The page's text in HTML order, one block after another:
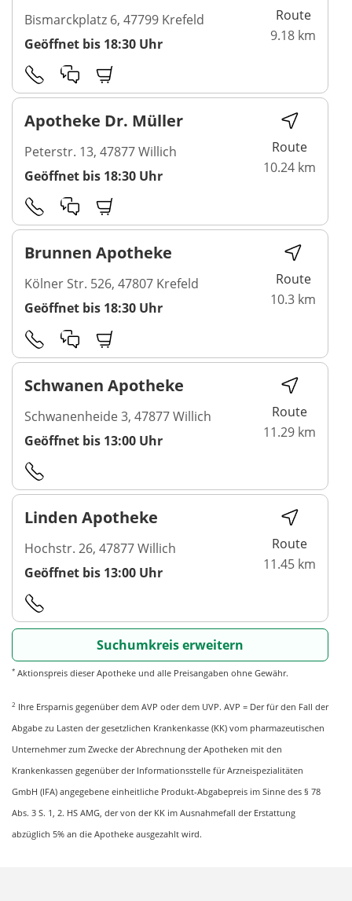
Bismarckplatz 6, 47799 Krefeld
Geöffnet bis 18:30 Uhr
Route
9.18 km
Apotheke Dr. Müller
Peterstr. 13, 47877 Willich
Geöffnet bis 18:30 Uhr
Route
10.24 km
Brunnen Apotheke
Kölner Str. 526, 47807 Krefeld
Geöffnet bis 18:30 Uhr
Route
10.3 km
Schwanen Apotheke
Schwanenheide 3, 47877 Willich
Geöffnet bis 13:00 Uhr
Route
11.29 km
Linden Apotheke
Hochstr. 26, 47877 Willich
Geöffnet bis 13:00 Uhr
Route
11.45 km
Suchumkreis erweitern
* Aktionspreis dieser Apotheke und alle Preisangaben ohne Gewähr.
2 Ihre Ersparnis gegenüber dem AVP oder dem UVP. AVP = Der für den Fall der
Abgabe zu Lasten der gesetzlichen Krankenkasse (KK) vom pharmazeutischen
Unternehmer zum Zwecke der Abrechnung der Apotheken mit den
Krankenkassen gegenüber der Informationsstelle für Arzneispezialitäten
GmbH (IFA) angegebene einheitliche Produkt-Abgabepreis im Sinne des § 78
Abs. 3 S. 1, 2. HS AMG, der von der KK im Ausnahmefall der Erstattung
abzüglich 5% an die Apotheke ausgezahlt wird.